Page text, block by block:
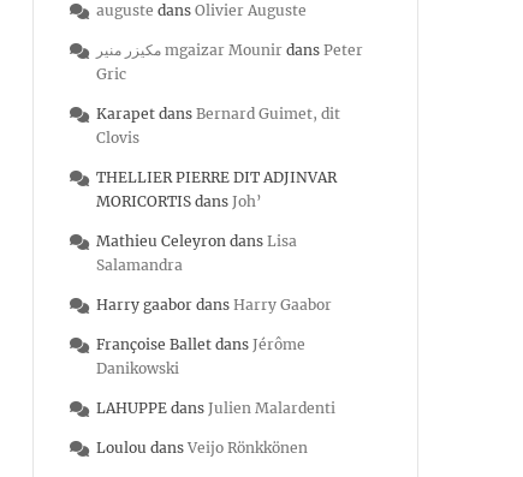
auguste dans Olivier Auguste
مكيزر منير mgaizar Mounir dans Peter
Gric
Karapet dans Bernard Guimet, dit
Clovis
THELLIER PIERRE DIT ADJINVAR
MORICORTIS dans Joh’
Mathieu Celeyron dans Lisa
Salamandra
Harry gaabor dans Harry Gaabor
Françoise Ballet dans Jérôme
Danikowski
LAHUPPE dans Julien Malardenti
Loulou dans Veijo Rönkkönen